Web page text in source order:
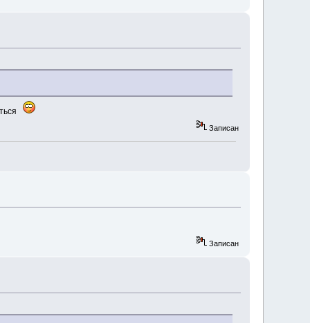
Записан
Записан